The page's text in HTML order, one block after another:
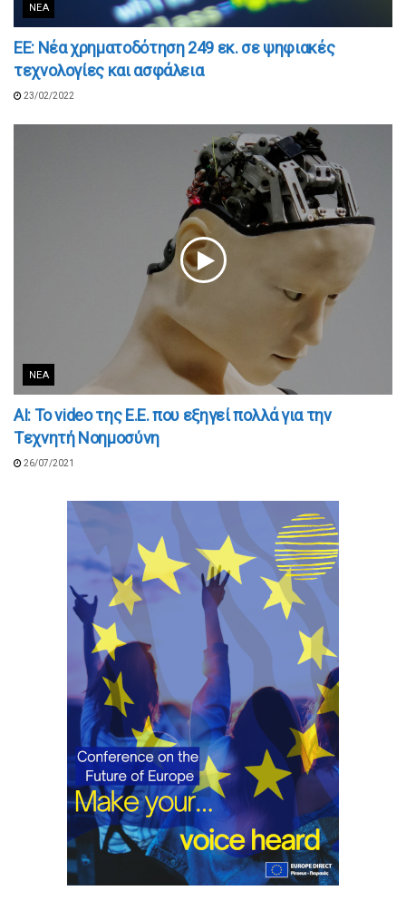
ΝΈΑ
ΕΕ: Νέα χρηματοδότηση 249 εκ. σε ψηφιακές
τεχνολογίες και ασφάλεια
23/02/2022
ΝΈΑ
ΑΙ: Το video της Ε.Ε. που εξηγεί πολλά για την
Tεχνητή Νοημοσύνη
26/07/2021